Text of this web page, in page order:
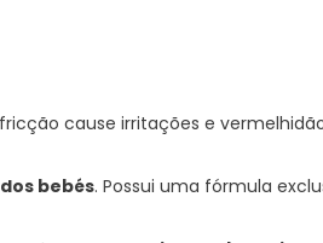
cause irritações e
bebés. Possui uma fórmula